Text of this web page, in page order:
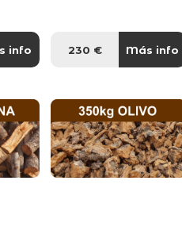
info 230 € Más info